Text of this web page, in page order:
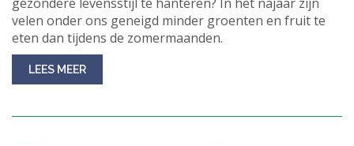
velen onder ons geneigd minder groenten en fruit te
eten dan tijdens de zomermaanden.
LEES MEER